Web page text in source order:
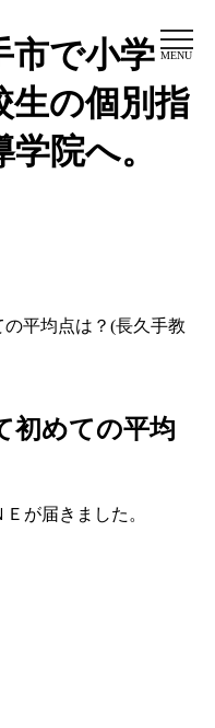
市で小学
生の個別指
院へ。
MENU
平均点は？(長久手教
初めての平均
が届きました。